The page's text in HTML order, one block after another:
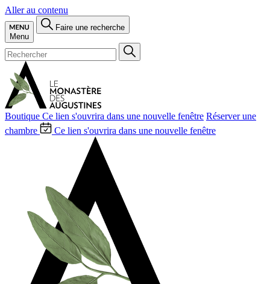
Aller au contenu
Menu
Faire une recherche
Boutique Ce lien s'ouvrira dans une nouvelle fenêtre Réserver une
chambre
Ce lien s'ouvrira dans une nouvelle fenêtre